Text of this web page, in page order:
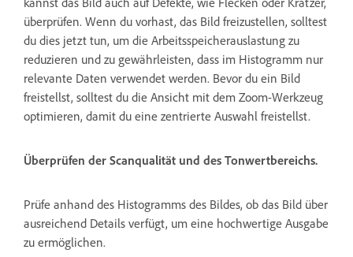
überprüfen. Wenn du vorhast, das Bild freizustellen, solltest
du dies jetzt tun, um die Arbeitsspeicherauslastung zu
reduzieren und zu gewährleisten, dass im Histogramm nur
relevante Daten verwendet werden. Bevor du ein Bild
freistellst, solltest du die Ansicht mit dem Zoom-Werkzeug
optimieren, damit du eine zentrierte Auswahl freistellst.
Überprüfen der Scanqualität und des Tonwertbereichs.
Prüfe anhand des Histogramms des Bildes, ob das Bild über
ausreichend Details verfügt, um eine hochwertige Ausgabe
zu ermöglichen.